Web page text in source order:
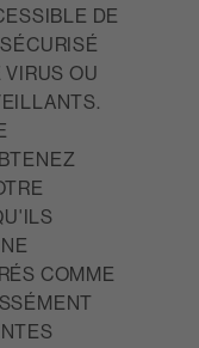
DE
OU
COMME